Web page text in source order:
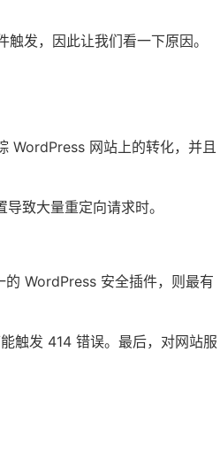
发，因此让我们看一下原因。
WordPress 网站上的转化，并且
致大量重定向请求时。
WordPress 安全插件，则最有
触发 414 错误。最后，对网站服